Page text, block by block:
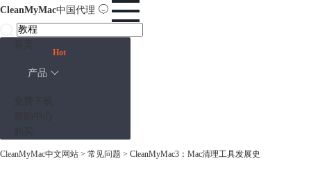
CleanMyMac中国代理
产品
Hot
CleanMyMac中文网站 > 常见问题 > CleanMyMac3：Mac清理工具发展史